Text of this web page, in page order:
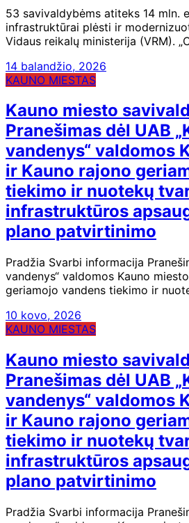
53 savivaldybėms atiteks 14 mln.
infrastruktūrai plėsti ir
Vidaus reikalų ministerija (VRM).
14 balandžio, 2026
KAUNO MIESTAS
Kauno miesto
Pranešimas dėl UAB
vandenys“ valdomos
ir Kauno rajono
tiekimo ir nuotekų
infrastruktūros
plano patvirtinimo
Pradžia Svarbi informacija
vandenys“ valdomos Kauno
geriamojo vandens tiekimo ir
10 kovo, 2026
KAUNO MIESTAS
Kauno miesto
Pranešimas dėl UAB
vandenys“ valdomos
ir Kauno rajono
tiekimo ir nuotekų
infrastruktūros
plano patvirtinimo
Pradžia Svarbi informacija